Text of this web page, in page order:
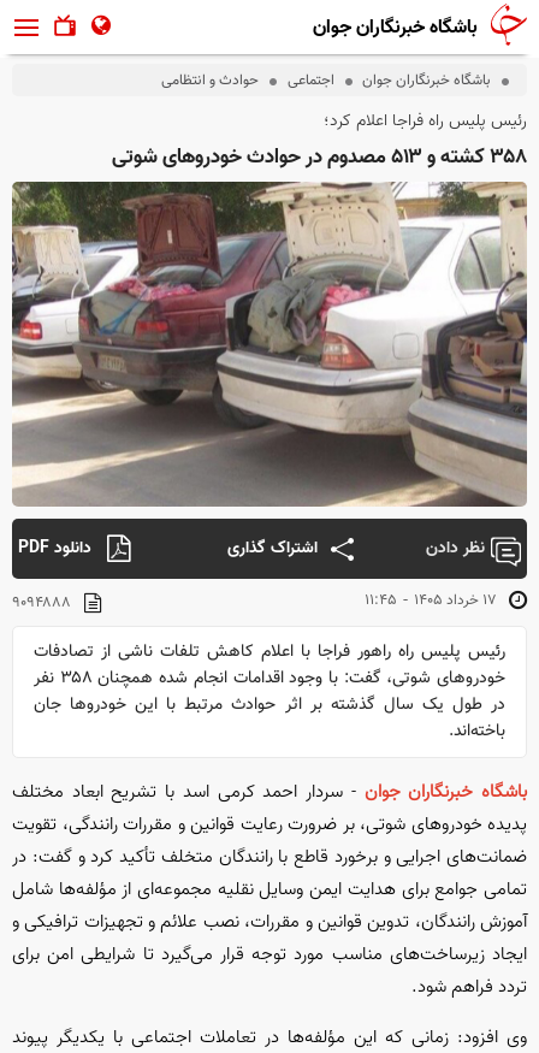
باشگاه خبرنگاران جوان
باشگاه خبرنگاران جوان اجتماعی حوادث و انتظامی
رئیس پلیس راه فراجا اعلام کرد؛
۳۵۸ کشته و ۵۱۳ مصدوم در حوادث خودرو‌های شوتی
نظر دادن اشتراک گذاری دانلود PDF
۱۱:۴۵ - ۱۷ خرداد ۱۴۰۵ ۹۰۹۴۸۸۸
رئیس پلیس راه راهور فراجا با اعلام کاهش تلفات ناشی از تصادفات
خودرو‌های شوتی، گفت: با وجود اقدامات انجام شده همچنان ۳۵۸ نفر
در طول یک سال گذشته بر اثر حوادث مرتبط با این خودرو‌ها جان
باخته‌اند.
باشگاه خبرنگاران جوان- سردار احمد کرمی اسد با تشریح ابعاد مختلف
پدیده خودروهای شوتی، بر ضرورت رعایت قوانین و مقررات رانندگی، تقویت
ضمانت‌های اجرایی و برخورد قاطع با رانندگان متخلف تأکید کرد و گفت: در
تمامی جوامع برای هدایت ایمن وسایل نقلیه مجموعه‌ای از مؤلفه‌ها شامل
آموزش رانندگان، تدوین قوانین و مقررات، نصب علائم و تجهیزات ترافیکی و
ایجاد زیرساخت‌های مناسب مورد توجه قرار می‌گیرد تا شرایطی امن برای
تردد فراهم شود.
وی افزود: زمانی که این مؤلفه‌ها در تعاملات اجتماعی با یکدیگر پیوند